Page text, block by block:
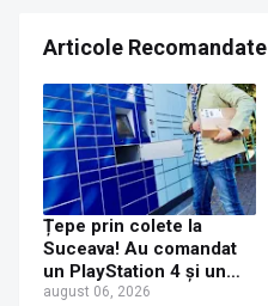
Articole Recomandate
Țepe prin colete la
Suceava! Au comandat
un PlayStation 4 și un
iPhone 17 Pro Max, dar
august 06, 2026